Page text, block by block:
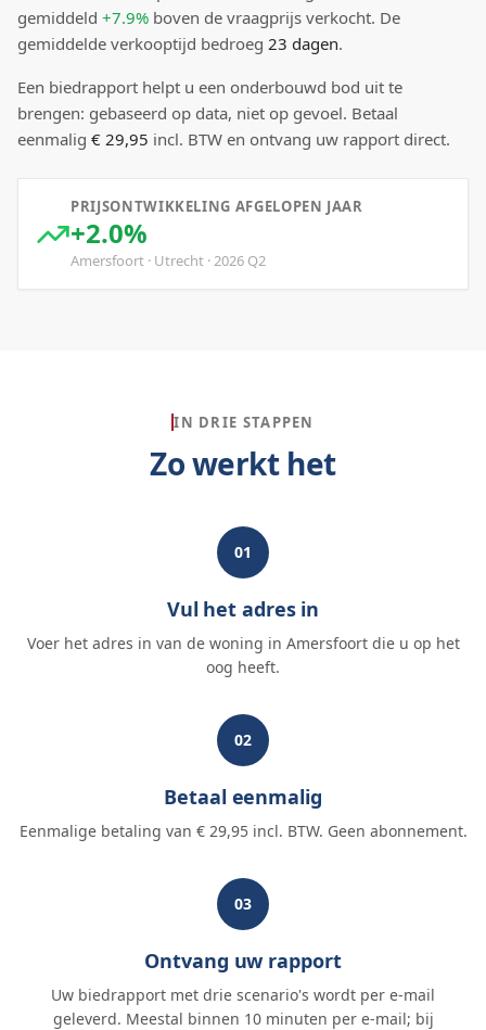
gemiddeld +7.9% boven de vraagprijs verkocht. De
gemiddelde verkooptijd bedroeg 23 dagen.
Een biedrapport helpt u een onderbouwd bod uit te
brengen: gebaseerd op data, niet op gevoel. Betaal
eenmalig € 29,95 incl. BTW en ontvang uw rapport direct.
PRIJSONTWIKKELING AFGELOPEN JAAR
+2.0%
Amersfoort · Utrecht ·2026 Q2
IN DRIE STAPPEN
Zo werkt het
01
Vul het adres in
Voer het adres in van de woning in Amersfoort die u op het
oog heeft.
02
Betaal eenmalig
Eenmalige betaling van € 29,95 incl. BTW. Geen abonnement.
03
Ontvang uw rapport
Uw biedrapport met drie scenario's wordt per e-mail
geleverd. Meestal binnen 10 minuten per e-mail; bij